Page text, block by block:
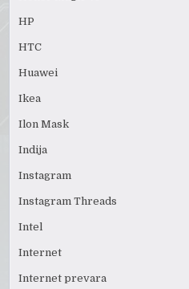
HP
HTC
Huawei
Ikea
Ilon Mask
Indija
Instagram
Instagram Threads
Intel
Internet
Internet prevara